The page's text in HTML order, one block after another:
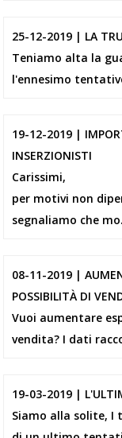
25-12-2019 | LA
Teniamo alta la
l'ennesimo
19-12-2019 |
INSERZIONISTI
Carissimi,
per motivi non
segnaliamo che
08-11-2019 |
POSSIBILITÀ DI
Vuoi aumentare
vendita? I dati
19-03-2019 |
Siamo alla solite, I